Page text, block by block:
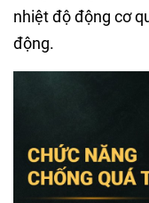
nhiệt độ động cơ
động.